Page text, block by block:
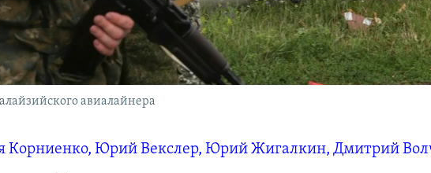
авиалайнера
Корниенко, Юрий Векслер, Юрий Жигалкин, Дмитрий